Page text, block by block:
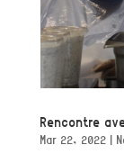
Rencontre
Mar 22, 2022 |